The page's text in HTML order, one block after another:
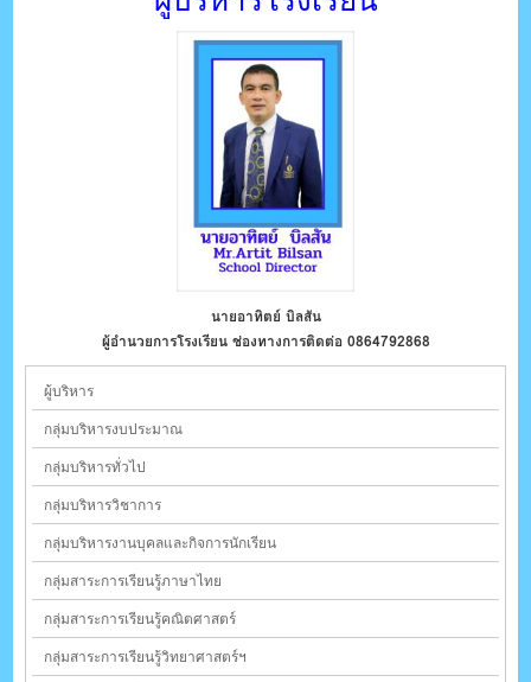
นายอาทิตย์ บิลสัน
ผู้อำนวยการโรงเรียน ช่องทางการติดต่อ 0864792868
นางวนัชพร วัชรเฉลิม
รอง ผอ.กลุ่มบริหารทั่วไป ช่องทางการติดต่อ 0814232461
ผู้บริหาร
กลุ่มบริหารงบประมาณ
กลุ่มบริหารทั่วไป
กลุ่มบริหารวิชาการ
กลุ่มบริหารงานบุคลและกิจการนักเรียน
กลุ่มสาระการเรียนรู้ภาษาไทย
กลุ่มสาระการเรียนรู้คณิตศาสตร์
กลุ่มสาระการเรียนรู้วิทยาศาสตร์ฯ